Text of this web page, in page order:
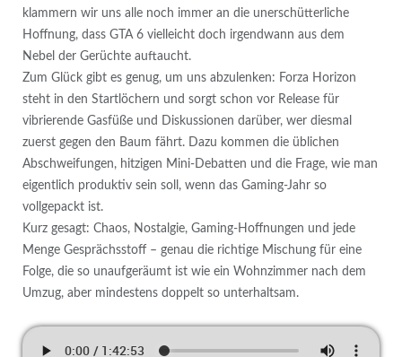
klammern wir uns alle noch immer an die unerschütterliche
Hoffnung, dass GTA 6 vielleicht doch irgendwann aus dem
Nebel der Gerüchte auftaucht.
Zum Glück gibt es genug, um uns abzulenken: Forza Horizon
steht in den Startlöchern und sorgt schon vor Release für
vibrierende Gasfüße und Diskussionen darüber, wer diesmal
zuerst gegen den Baum fährt. Dazu kommen die üblichen
Abschweifungen, hitzigen Mini-Debatten und die Frage, wie man
eigentlich produktiv sein soll, wenn das Gaming-Jahr so
vollgepackt ist.
Kurz gesagt: Chaos, Nostalgie, Gaming-Hoffnungen und jede
Menge Gesprächsstoff – genau die richtige Mischung für eine
Folge, die so unaufgeräumt ist wie ein Wohnzimmer nach dem
Umzug, aber mindestens doppelt so unterhaltsam.